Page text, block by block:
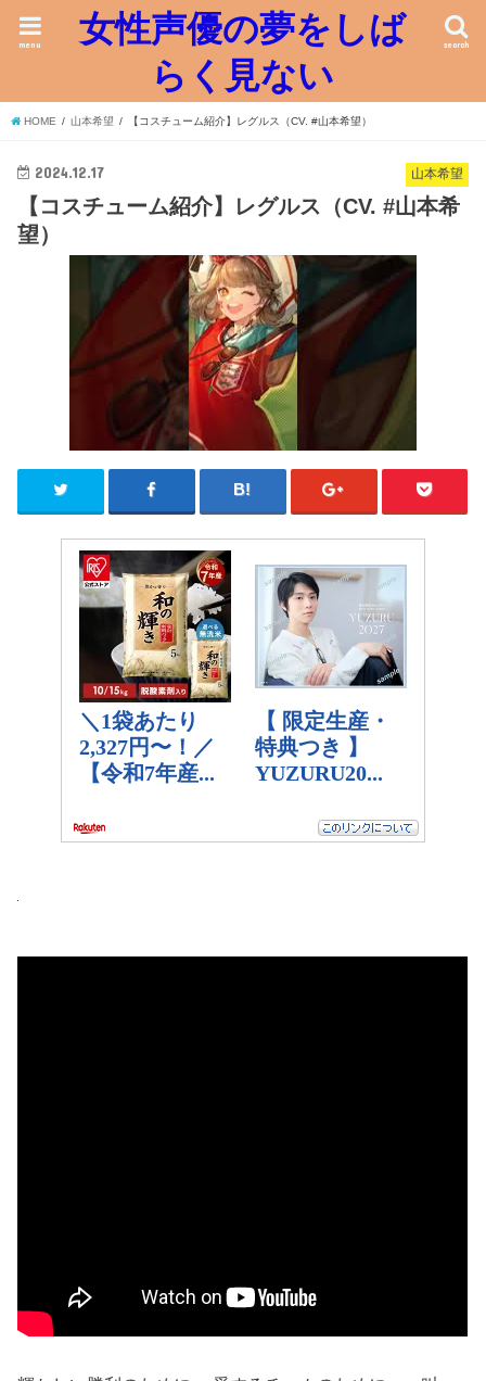
女性声優の夢をしば
らく見ない
search
menu
HOME 山本希望 【コスチューム紹介】レグルス（CV. #山本希望）
山本希望
2024.12.17
【コスチューム紹介】レグルス（CV. #山本希
望）